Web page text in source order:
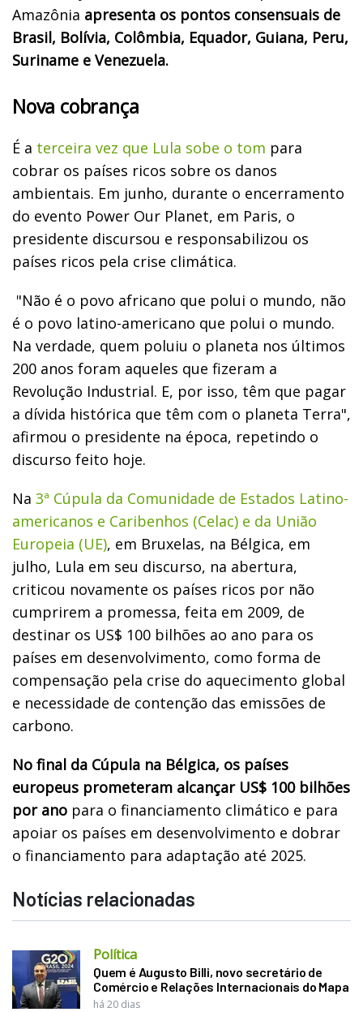
Amazônia apresenta os pontos consensuais de
Brasil, Bolívia, Colômbia, Equador, Guiana, Peru,
Suriname e Venezuela.
Nova cobrança
É a terceira vez que Lula sobe o tom para
cobrar os países ricos sobre os danos
ambientais. Em junho, durante o encerramento
do evento Power Our Planet, em Paris, o
presidente discursou e responsabilizou os
países ricos pela crise climática.
"Não é o povo africano que polui o mundo, não
é o povo latino-americano que polui o mundo.
Na verdade, quem poluiu o planeta nos últimos
200 anos foram aqueles que fizeram a
Revolução Industrial. E, por isso, têm que pagar
a dívida histórica que têm com o planeta Terra",
afirmou o presidente na época, repetindo o
discurso feito hoje.
Na 3ª Cúpula da Comunidade de Estados Latino-
americanos e Caribenhos (Celac) e da União
Europeia (UE), em Bruxelas, na Bélgica, em
julho, Lula em seu discurso, na abertura,
criticou novamente os países ricos por não
cumprirem a promessa, feita em 2009, de
destinar os US$ 100 bilhões ao ano para os
países em desenvolvimento, como forma de
compensação pela crise do aquecimento global
e necessidade de contenção das emissões de
carbono.
No final da Cúpula na Bélgica, os países
europeus prometeram alcançar US$ 100 bilhões
por ano para o financiamento climático e para
apoiar os países em desenvolvimento e dobrar
o financiamento para adaptação até 2025.
Notícias relacionadas
Política
Quem é Augusto Billi, novo secretário de
Comércio e Relações Internacionais do Mapa
há 20 dias